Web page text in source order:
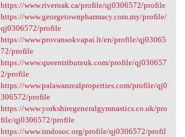
https://www.riveroak.ca/profile/qj0306572/profile
https://www.georgetownpharmacy.com.my/profile/
qj0306572/profile
https://www.provansokvapai.lt/en/profile/qj03065
72/profile
https://www.queentributeuk.com/profile/qj030657
2/profile
https://www.palawanrealproperties.com/profile/qj0
306572/profile
https://www.yorkshiregeneralgymnastics.co.uk/pro
file/qj0306572/profile
https://www.imdosoc.org/profile/qj0306572/profil